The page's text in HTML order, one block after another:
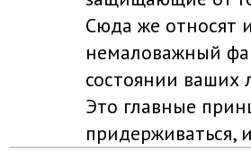
Сюда же относят
немаловажный
состоянии ваших
Это главные
придерживаться,